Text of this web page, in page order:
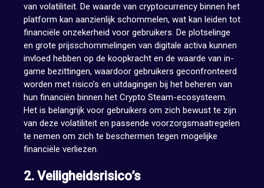
van volatiliteit. De waarde van cryptocurrency binnen het
platform kan aanzienlijk schommelen, wat kan leiden tot
financiële onzekerheid voor gebruikers. De plotselinge
en grote prijsschommelingen van digitale activa kunnen
invloed hebben op de koopkracht en de waarde van in-
game bezittingen, waardoor gebruikers geconfronteerd
worden met risico’s en uitdagingen bij het beheren van
hun financiën binnen het Crypto Steam-ecosysteem.
Het is belangrijk voor gebruikers om zich bewust te zijn
van deze volatiliteit en passende voorzorgsmaatregelen
te nemen om zich te beschermen tegen mogelijke
financiële verliezen.
2. Veiligheidsrisico’s